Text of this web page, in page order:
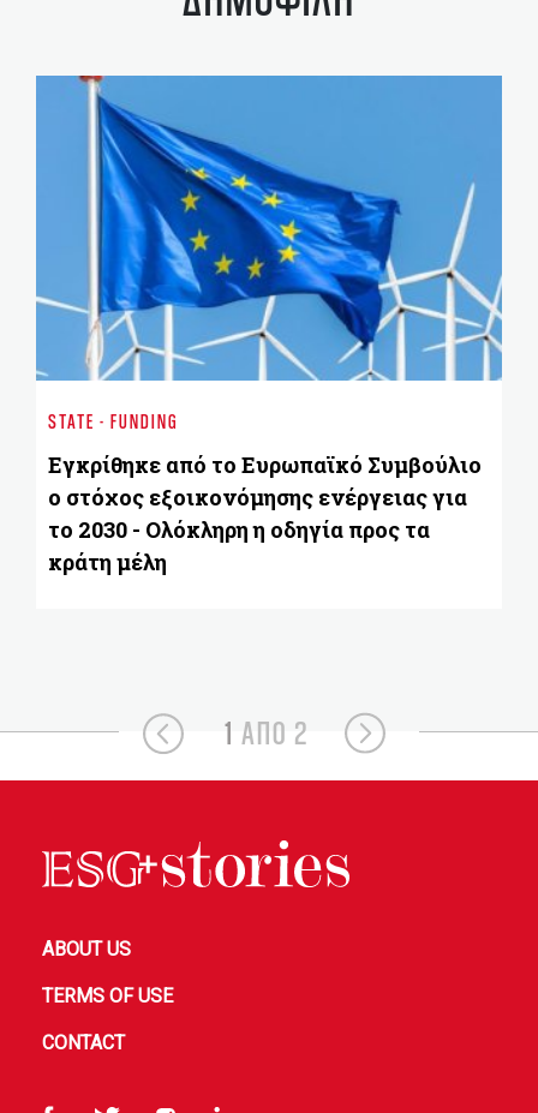
STATE - FUNDING
Εγκρίθηκε από το Ευρωπαϊκό Συμβούλιο
ο στόχος εξοικονόμησης ενέργειας για
το 2030 - Ολόκληρη η οδηγία προς τα
κράτη μέλη
1 ΑΠΟ 2
ABOUT US
TERMS OF USE
CONTACT